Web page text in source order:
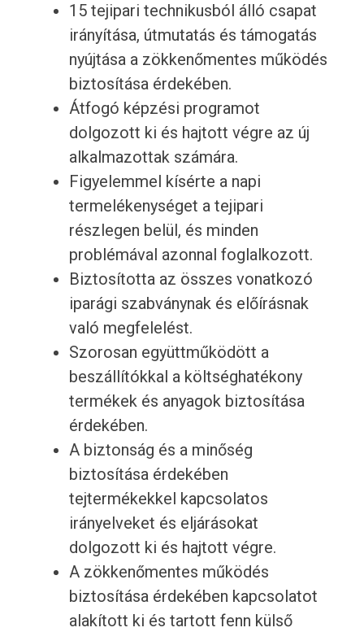
15 tejipari technikusból álló csapat
irányítása, útmutatás és támogatás
nyújtása a zökkenőmentes működés
biztosítása érdekében.
Átfogó képzési programot
dolgozott ki és hajtott végre az új
alkalmazottak számára.
Figyelemmel kísérte a napi
termelékenységet a tejipari
részlegen belül, és minden
problémával azonnal foglalkozott.
Biztosította az összes vonatkozó
iparági szabványnak és előírásnak
való megfelelést.
Szorosan együttműködött a
beszállítókkal a költséghatékony
termékek és anyagok biztosítása
érdekében.
A biztonság és a minőség
biztosítása érdekében
tejtermékekkel kapcsolatos
irányelveket és eljárásokat
dolgozott ki és hajtott végre.
A zökkenőmentes működés
biztosítása érdekében kapcsolatot
alakított ki és tartott fenn külső